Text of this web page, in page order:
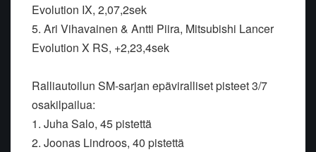
Evolution IX, 2,07,2sek
5. Ari Vihavainen & Antti Piira, Mitsubishi Lancer
Evolution X RS, +2,23,4sek
Ralliautoilun SM-sarjan epäviralliset pisteet 3/7
osakilpailua:
1. Juha Salo, 45 pistettä
2. Joonas Lindroos, 40 pistettä